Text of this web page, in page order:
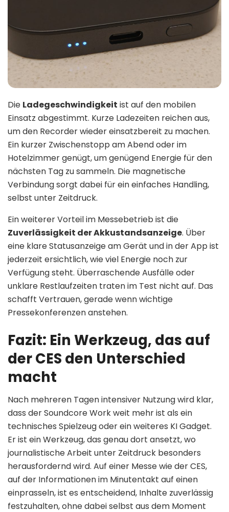
Die Ladegeschwindigkeit ist auf den mobilen
Einsatz abgestimmt. Kurze Ladezeiten reichen aus,
um den Recorder wieder einsatzbereit zu machen.
Ein kurzer Zwischenstopp am Abend oder im
Hotelzimmer genügt, um genügend Energie für den
nächsten Tag zu sammeln. Die magnetische
Verbindung sorgt dabei für ein einfaches Handling,
selbst unter Zeitdruck.
Ein weiterer Vorteil im Messebetrieb ist die
Zuverlässigkeit der Akkustandsanzeige. Über
eine klare Statusanzeige am Gerät und in der App ist
jederzeit ersichtlich, wie viel Energie noch zur
Verfügung steht. Überraschende Ausfälle oder
unklare Restlaufzeiten traten im Test nicht auf. Das
schafft Vertrauen, gerade wenn wichtige
Pressekonferenzen anstehen.
Fazit: Ein Werkzeug, das auf
der CES den Unterschied
macht
Nach mehreren Tagen intensiver Nutzung wird klar,
dass der Soundcore Work weit mehr ist als ein
technisches Spielzeug oder ein weiteres KI Gadget.
Er ist ein Werkzeug, das genau dort ansetzt, wo
journalistische Arbeit unter Zeitdruck besonders
herausfordernd wird. Auf einer Messe wie der CES,
auf der Informationen im Minutentakt auf einen
einprasseln, ist es entscheidend, Inhalte zuverlässig
festzuhalten, ohne dabei selbst aus dem Moment